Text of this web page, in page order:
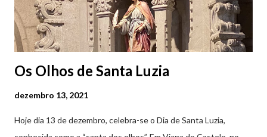
Os Olhos de Santa Luzia
dezembro 13, 2021
Hoje dia 13 de dezembro, celebra-se o Dia de Santa Luzia,